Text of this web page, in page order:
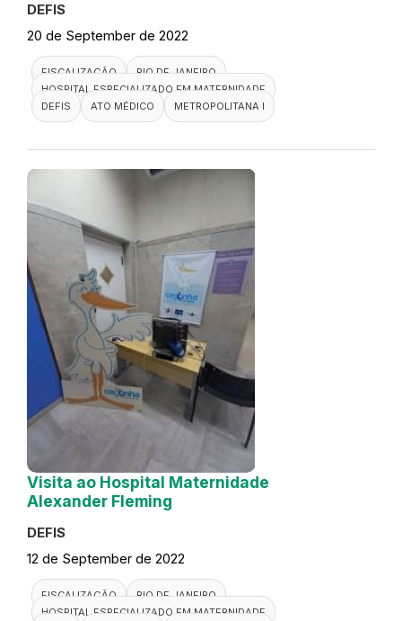
DEFIS
20 de September de 2022
FISCALIZAÇÃO
RIO DE JANEIRO
HOSPITAL ESPECIALIZADO EM MATERNIDADE
DEFIS
ATO MÉDICO METROPOLITANA I
Visita ao Hospital Maternidade
Alexander Fleming
DEFIS
12 de September de 2022
FISCALIZAÇÃO
RIO DE JANEIRO
HOSPITAL ESPECIALIZADO EM MATERNIDADE